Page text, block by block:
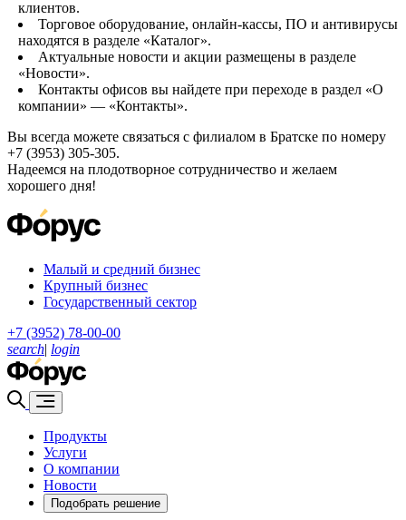
клиентов.
Торговое оборудование, онлайн-кассы, ПО и антивирусы
находятся в разделе «Каталог».
Актуальные новости и акции размещены в разделе
«Новости».
Контакты офисов вы найдете при переходе в раздел «О
компании» — «Контакты».
Вы всегда можете связаться с филиалом в Братске по номеру
+7 (3953) 305-305.
Надеемся на плодотворное сотрудничество и желаем
хорошего дня!
Малый и средний бизнес
Крупный бизнес
Государственный сектор
+7 (3952) 78-00-00
search| login
Продукты
Услуги
О компании
Новости
Подобрать решение